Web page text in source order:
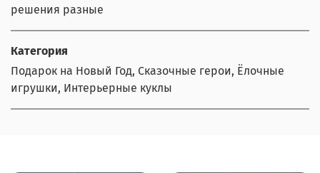
решения разные
Категория
Подарок на Новый Год, Сказочные герои, Ёлочные
игрушки, Интерьерные куклы